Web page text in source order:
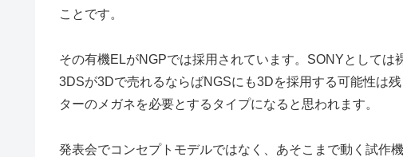
ことです。
その有機ELがNGPでは採用されています。SONYとしては
3DSが3Dで売れるならばNGSにも3Dを採用する可能性は
ターのメガネを必要とするタイプになると思われます。
発表会でコンセプトモデルではなく、あそこまで動く試作